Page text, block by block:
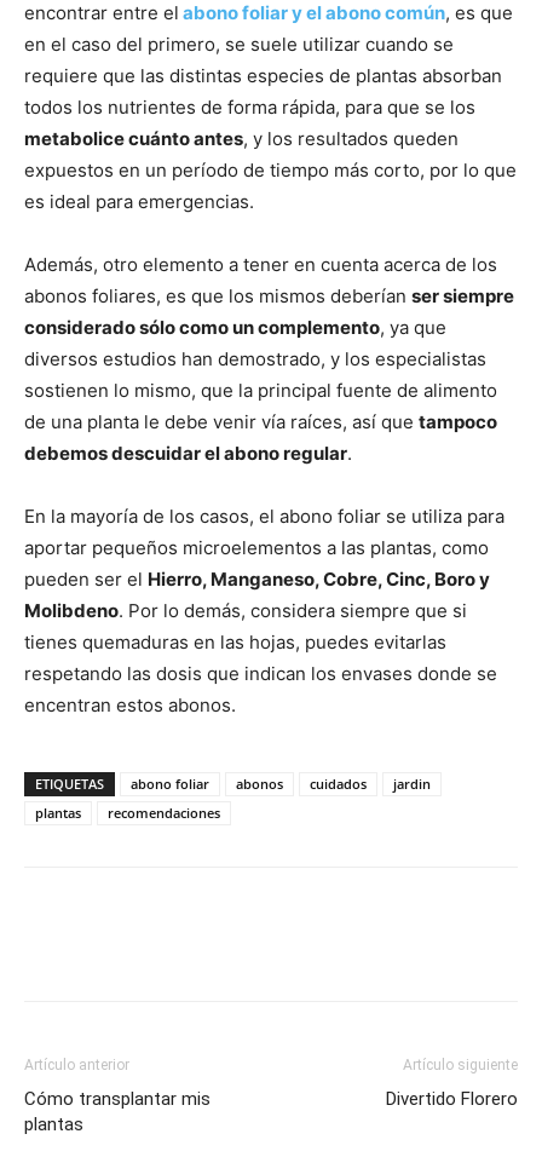
encontrar entre el abono foliar y el abono común, es que
en el caso del primero, se suele utilizar cuando se
requiere que las distintas especies de plantas absorban
todos los nutrientes de forma rápida, para que se los
metabolice cuánto antes, y los resultados queden
expuestos en un período de tiempo más corto, por lo que
es ideal para emergencias.
Además, otro elemento a tener en cuenta acerca de los
abonos foliares, es que los mismos deberían ser siempre
considerado sólo como un complemento, ya que
diversos estudios han demostrado, y los especialistas
sostienen lo mismo, que la principal fuente de alimento
de una planta le debe venir vía raíces, así que tampoco
debemos descuidar el abono regular.
En la mayoría de los casos, el abono foliar se utiliza para
aportar pequeños microelementos a las plantas, como
pueden ser el Hierro, Manganeso, Cobre, Cinc, Boro y
Molibdeno. Por lo demás, considera siempre que si
tienes quemaduras en las hojas, puedes evitarlas
respetando las dosis que indican los envases donde se
encentran estos abonos.
ETIQUETAS abono foliar abonos cuidados
jardin
plantas
recomendaciones
Artículo anterior
Cómo transplantar mis
plantas
Artículo siguiente
Divertido Florero